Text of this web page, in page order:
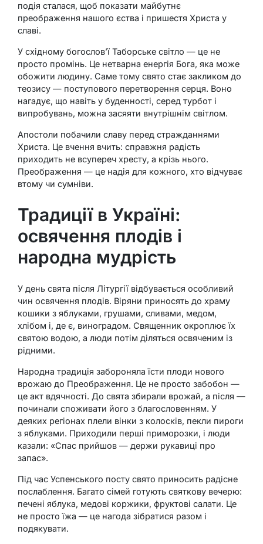
подія сталася, щоб показати майбутнє
преображення нашого єства і пришестя Христа у
славі.
У східному богослов’ї Таборське світло — це не
просто промінь. Це нетварна енергія Бога, яка може
обожити людину. Саме тому свято стає закликом до
теозису — поступового перетворення серця. Воно
нагадує, що навіть у буденності, серед турбот і
випробувань, можна засяяти внутрішнім світлом.
Апостоли побачили славу перед стражданнями
Христа. Це вчення вчить: справжня радість
приходить не всупереч хресту, а крізь нього.
Преображення — це надія для кожного, хто відчуває
втому чи сумніви.
Традиції в Україні:
освячення плодів і
народна мудрість
У день свята після Літургії відбувається особливий
чин освячення плодів. Віряни приносять до храму
кошики з яблуками, грушами, сливами, медом,
хлібом і, де є, виноградом. Священник окроплює їх
святою водою, а люди потім діляться освяченим із
рідними.
Народна традиція забороняла їсти плоди нового
врожаю до Преображення. Це не просто забобон —
це акт вдячності. До свята збирали врожай, а після —
починали споживати його з благословенням. У
деяких регіонах плели вінки з колосків, пекли пироги
з яблуками. Приходили перші приморозки, і люди
казали: «Спас прийшов — держи рукавиці про
запас».
Під час Успенського посту свято приносить радісне
послаблення. Багато сімей готують святкову вечерю:
печені яблука, медові коржики, фруктові салати. Це
не просто їжа — це нагода зібратися разом і
подякувати.